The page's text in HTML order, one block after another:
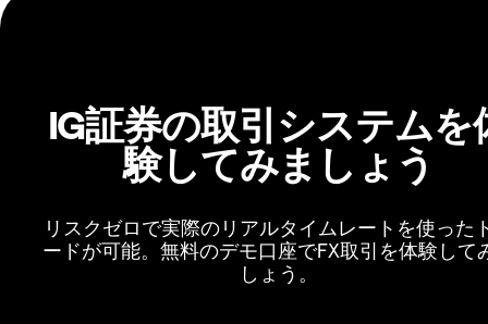
IG証券の取引システムを
験してみましょう
リスクゼロで実際のリアルタイムレートを使った
ードが可能。無料のデモ口座でFX取引を体験して
しょう。